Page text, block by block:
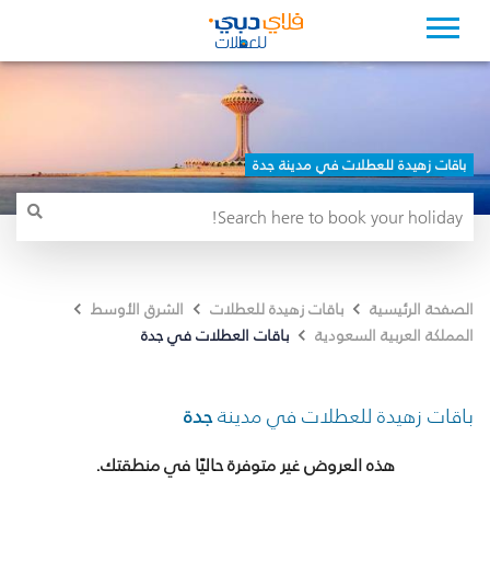
باقات زهيدة للعطلات في مدينة جدة
الصفحة الرئيسية باقات زهيدة للعطلات
الشرق الأوسط
المملكة العربية السعودية
باقات العطلات في جدة
باقات زهيدة للعطلات في مدينةجدة
هذه العروض غير متوفرة حاليًا في منطقتك.